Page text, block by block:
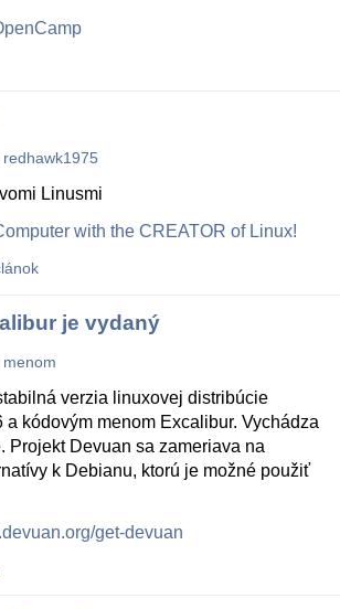
redhawk1975
Linusmi
with the CREATOR of Linux!
je vydaný
menom
verzia linuxovej distribúcie
a kódovým menom Excalibur. Vychádza
Projekt Devuan sa zameriava na
k Debianu, ktorú je možné použiť
get-devuan